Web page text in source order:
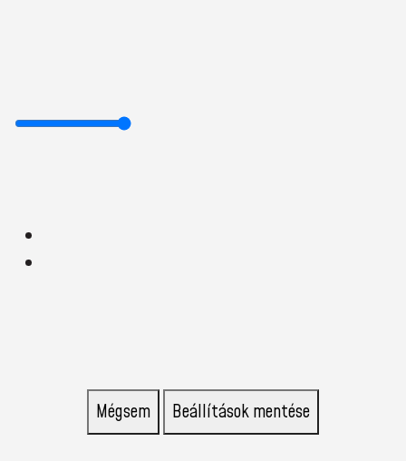
Mégsem Beállítások mentése